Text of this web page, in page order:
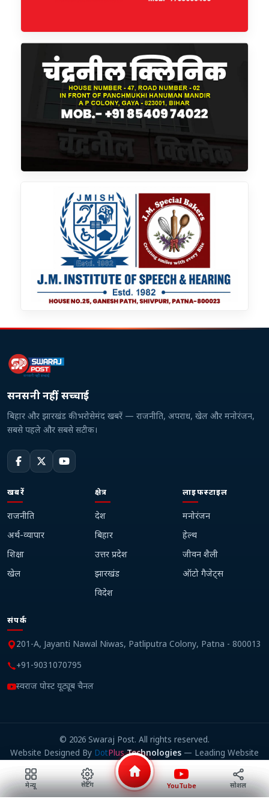
सनसनी नहीं, सच्चाई
बिहार और झारखंड की भरोसेमंद खबरें — राजनीति, अपराध, खेल और मनोरंजन,
सबसे पहले और सबसे सटीक।
खबरें
राजनीति
अर्थ-व्यापार
शिक्षा
खेल
क्षेत्र
देश
बिहार
उत्तर प्रदेश
झारखंड
विदेश
लाइफस्टाइल
मनोरंजन
हेल्थ
जीवन शैली
ऑटो गैजेट्स
संपर्क
201-A, Jayanti Nawal Niwas, Patliputra Colony, Patna - 800013
+91-9031070795
स्वराज पोस्ट यूट्यूब चैनल
© 2026 Swaraj Post. All rights reserved.
Website Designed By DotPlusTechnologies — Leading Website
Design Company in Patna
मेन्यू सेटिंग YouTube सोशल